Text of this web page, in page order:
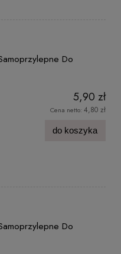
Do
5,90 zł
Cena netto: 4,80 zł
do koszyka
Do